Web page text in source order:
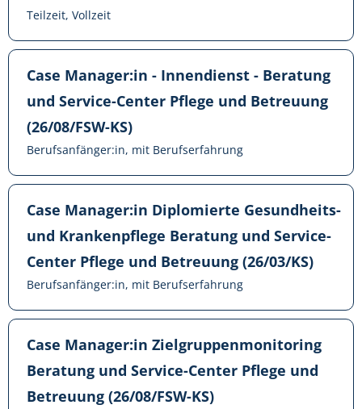
Teilzeit, Vollzeit
Case Manager:in - Innendienst - Beratung
und Service-Center Pflege und Betreuung
(26/08/FSW-KS)
Berufsanfänger:in, mit Berufserfahrung
Case Manager:in Diplomierte Gesundheits-
und Krankenpflege Beratung und Service-
Center Pflege und Betreuung (26/03/KS)
Berufsanfänger:in, mit Berufserfahrung
Case Manager:in Zielgruppenmonitoring
Beratung und Service-Center Pflege und
Betreuung (26/08/FSW-KS)